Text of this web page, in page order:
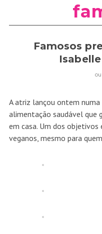
Famosos
A atriz lançou ontem
alimentação saudável que
em casa. Um dos
veganos, mesmo para